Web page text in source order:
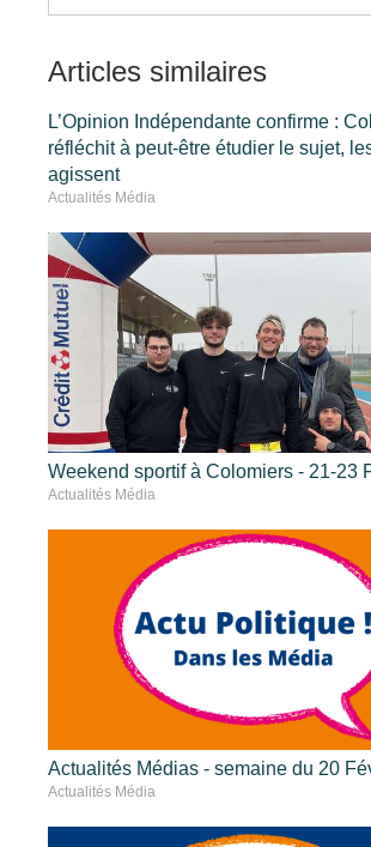
Articles similaires
L’Opinion Indépendante confirme :
réfléchit à peut-être étudier le sujet,
agissent
Actualités Média
Weekend sportif à Colomiers - 21-23
Actualités Média
Actualités Médias - semaine du 20
Actualités Média